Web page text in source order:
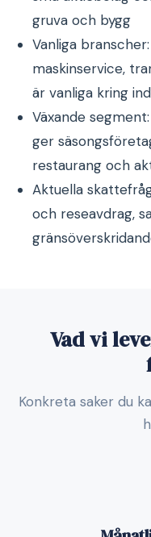
gruva och bygg
Vanliga
maskinservice,
är vanliga kring
Växande
ger
restaurang och
Aktuella
och reseavdrag,
Vad vi
Konkreta saker du